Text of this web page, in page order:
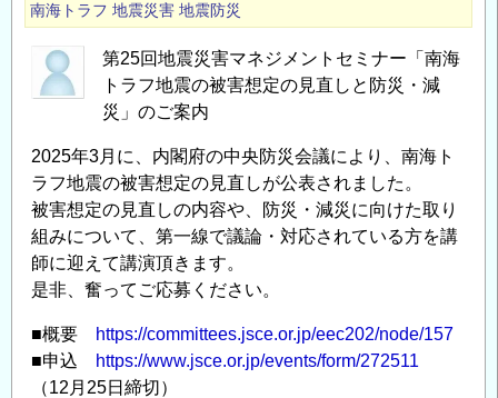
南海トラフ 地震災害 地震防災
第25回地震災害マネジメントセミナー「南海
トラフ地震の被害想定の見直しと防災・減
災」のご案内
2025年3月に、内閣府の中央防災会議により、南海ト
ラフ地震の被害想定の見直しが公表されました。
被害想定の見直しの内容や、防災・減災に向けた取り
組みについて、第一線で議論・対応されている方を講
師に迎えて講演頂きます。
是非、奮ってご応募ください。
■概要
https://committees.jsce.or.jp/eec202/node/157
■申込
https://www.jsce.or.jp/events/form/272511
（12月25日締切）